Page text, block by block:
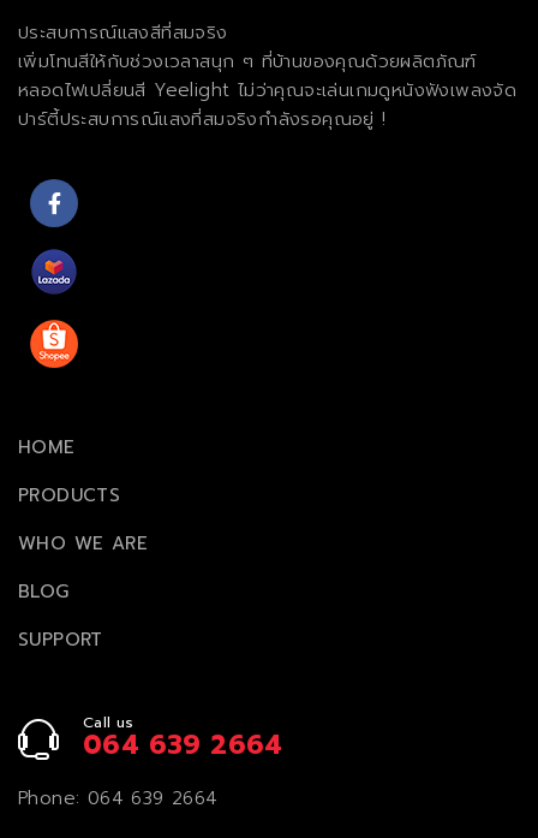
ประสบการณ์แสงสีที่สมจริง
เพิ่มโทนสีให้กับช่วงเวลาสนุก ๆ ที่บ้านของคุณด้วยผลิตภัณฑ์
หลอดไฟเปลี่ยนสี Yeelight ไม่ว่าคุณจะเล่นเกมดูหนังฟังเพลงจัด
ปาร์ตี้ประสบการณ์แสงที่สมจริงกําลังรอคุณอยู่ !
HOME
PRODUCTS
WHO WE ARE
BLOG
SUPPORT
Call us
064 639 2664
Phone: 064 639 2664